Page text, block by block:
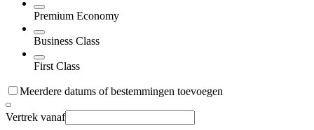
Premium Economy
Business Class
First Class
Meerdere datums of bestemmingen toevoegen
Vertrek vanaf